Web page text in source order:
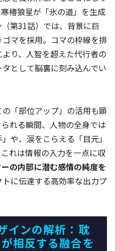
椿狼星が「氷の道」を生成
第31話）では、背景に巨
マを採用。コマの枠線を排
り、人智を超えた代行者の
として脳裏に刻み込んでい
「部位アップ」の活用も顕
れる瞬間、人物の全身では
や、涙をこらえる「目元」
れは情報の入力を一点に収
の内部に潜む感情の純度を
に伝達する高効率な出力プ
インの解析：耽
相反する融合を